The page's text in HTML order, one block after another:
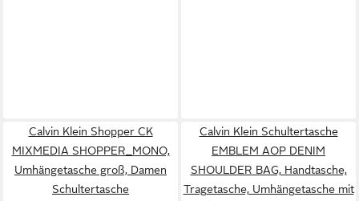
Calvin Klein Shopper CK
MIXMEDIA SHOPPER_MONO,
Umhängetasche groß, Damen
Schultertasche
Calvin Klein Schultertasche
EMBLEM AOP DENIM
SHOULDER BAG, Handtasche,
Tragetasche, Umhängetasche mit